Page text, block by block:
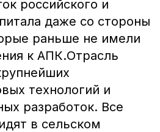
российского и
даже со стороны
раньше не имели
к АПК.Отрасль
технологий и
разработок. Все
в сельском